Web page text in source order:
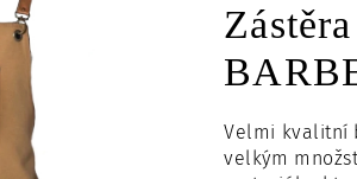
Velmi kvalitní
velkým